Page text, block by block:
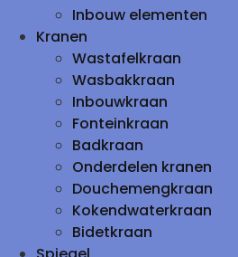
Inbouw elementen
Kranen
Wastafelkraan
Wasbakkraan
Inbouwkraan
Fonteinkraan
Badkraan
Onderdelen kranen
Douchemengkraan
Kokendwaterkraan
Bidetkraan